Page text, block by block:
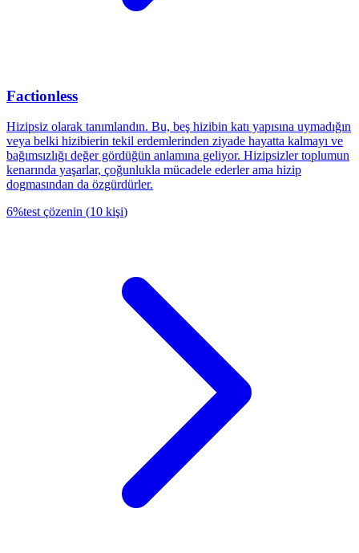
Factionless
Hizipsiz olarak tanımlandın. Bu, beş hizibin katı yapısına uymadığın
veya belki hizibierin tekil erdemlerinden ziyade hayatta kalmayı ve
bağımsızlığı değer gördüğün anlamına geliyor. Hizipsizler toplumun
kenarında yaşarlar, çoğunlukla mücadele ederler ama hizip
dogmasından da özgürdürler.
6%test çözenin (10 kişi)